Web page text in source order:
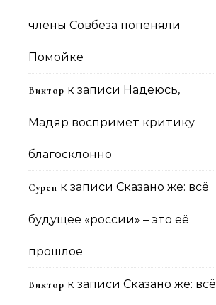
члены Совбеза попеняли
Помойке
Виктор к записи Надеюсь,
Мадяр воспримет критику
благосклонно
Сурен к записи Сказано же: всё
будущее «россии» – это её
прошлое
Виктор к записи Сказано же: всё